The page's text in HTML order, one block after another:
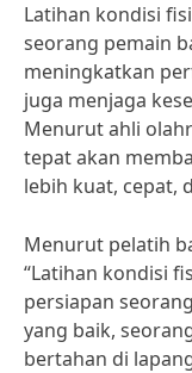
Latihan kondisi
seorang pemain
meningkatkan
juga menjaga
Menurut ahli
tepat akan
lebih kuat, cepat,
Menurut pelatih
“Latihan kondisi
persiapan
yang baik,
bertahan di